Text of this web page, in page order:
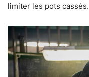
limiter les pots cassés.